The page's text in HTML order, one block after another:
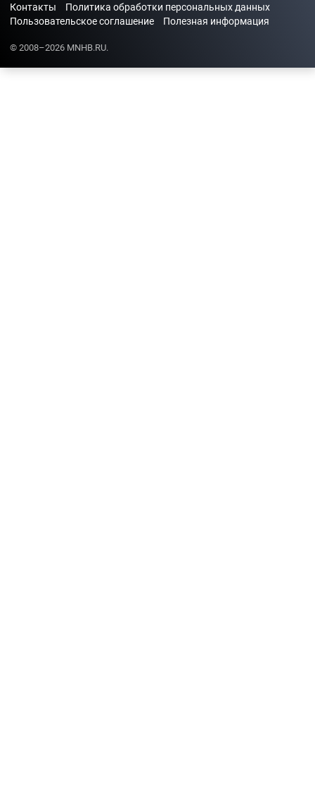
Контакты
Политика обработки персональных данных
Пользовательское соглашение
Полезная информация
© 2008–2026 MNHB.RU.